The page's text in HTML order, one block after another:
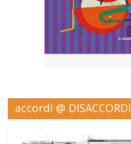
accordi @ DISACCORDI